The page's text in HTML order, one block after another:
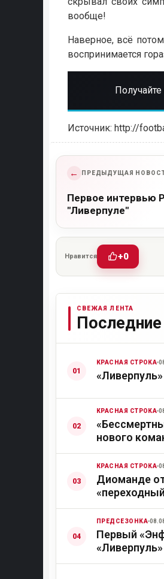
вообще!
Наверное, всё
воспринимается
Источник: http://
← ПРЕДЫДУЩАЯ
Первое интервью
"Ливерпуле"
Нравится +0
СВЕЖАЯ ЛЕНТА
КРАСНАЯ СТРОКА
КРАСНАЯ СТРОКА
нового
КРАСНАЯ СТРОКА
Диоманде
ПРЕДСЕЗОНКА
Первый